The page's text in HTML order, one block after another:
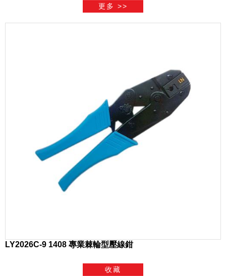
LY2026C-9 1408 專業棘輪型壓線鉗